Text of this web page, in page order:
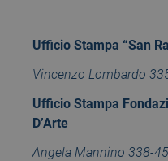
Ufficio Stampa “San
Vincenzo Lombardo
Ufficio Stampa
D’Arte
Angela Mannino 338-